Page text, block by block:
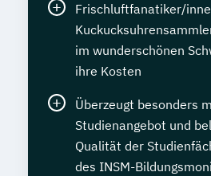
Frischluftfanatiker/
im wunderschönen
ihre Kosten
Überzeugt besonders
Studienangebot und
Qualität der
des INSM-